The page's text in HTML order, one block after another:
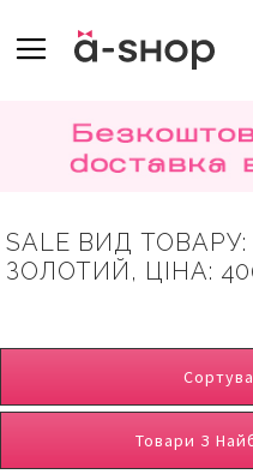
TO
CONTENT
SALE ВИД
ЗОЛОТИЙ, ЦІНА:
Товари З